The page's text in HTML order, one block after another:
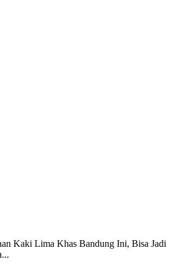
Kaki Lima Khas Bandung Ini, Bisa Jadi